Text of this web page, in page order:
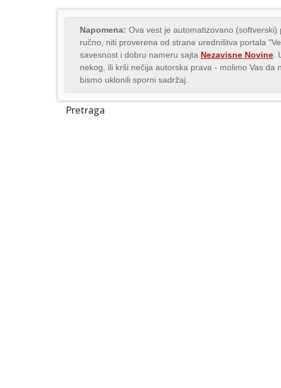
Napomena: Ova vest je automatizovano (softverski)
ručno, niti proverena od strane uredništva portala
savesnost i dobru nameru sajta Nezavisne Novine
nekog, ili krši nečija autorska prava - molimo Vas da
bismo uklonili sporni sadržaj.
Pretraga